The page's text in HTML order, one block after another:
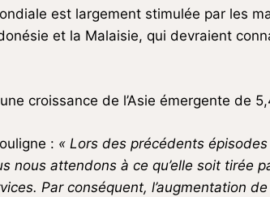
est largement stimulée par les
et la Malaisie, qui devraient
croissance de l’Asie émergente de
: « Lors des précédents
nous attendons à ce qu’elle soit tirée
Par conséquent, l’augmentation